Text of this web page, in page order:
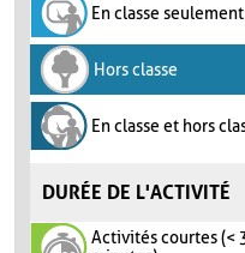
En classe seulement
Hors classe
En classe et hors
DURÉE DE L'ACTIVITÉ
Activités courtes (<